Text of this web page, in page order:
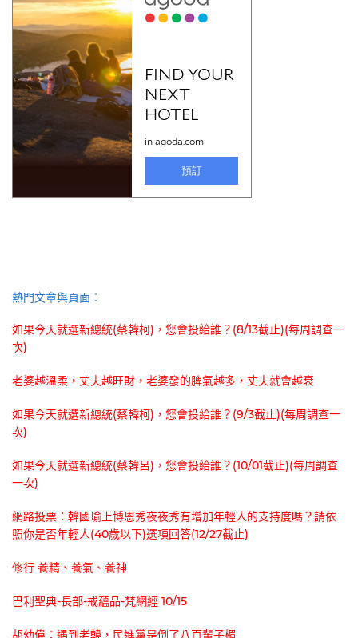
熱門文章與頁面︰
如果今天就選新總統(蔡韓柯)，您會投給誰？(8/13截止)(每周調查一
次)
老婆越溫柔，丈夫越旺財，老婆發的脾氣越多，丈夫就會越衰
如果今天就選新總統(蔡韓柯)，您會投給誰？(9/3截止)(每周調查一
次)
如果今天就選新總統(蔡韓呂)，您會投給誰？(10/01截止)(每周調查
一次)
網路投票：韓國瑜上博恩秀夜夜秀有增加年輕人的支持度嗎？請依
照你是否年輕人(40歲以下)選項回答(12/27截止)
修行 養精、養氣、養神
巴利聖典-長部-戒蘊品-梵網經 10/15
胡幼偉：遇到老韓，民進黨是倒了八百輩子楣